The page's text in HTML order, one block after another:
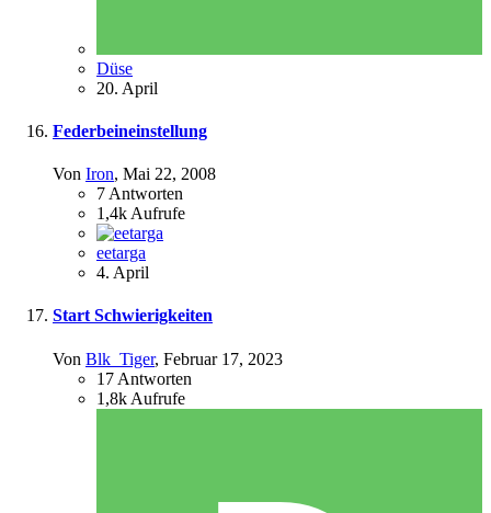
Düse
20. April
Federbeineinstellung
Von Iron, Mai 22, 2008
7 Antworten
1,4k Aufrufe
eetarga
4. April
Start Schwierigkeiten
Von Blk_Tiger, Februar 17, 2023
17 Antworten
1,8k Aufrufe